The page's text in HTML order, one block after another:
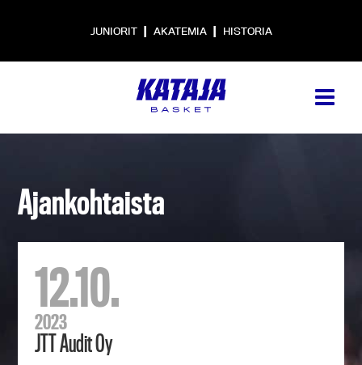
JUNIORIT | AKATEMIA | HISTORIA
Ajankohtaista
12.10.
2023
JTT Audit Oy